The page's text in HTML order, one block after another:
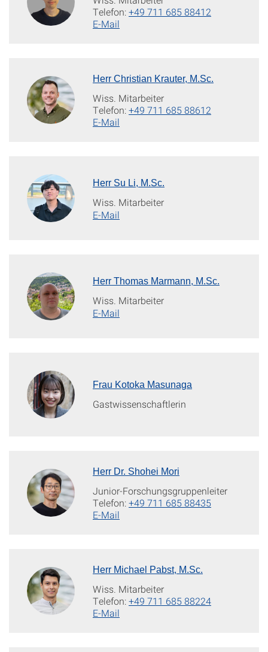
Telefon:+49 711 685 88412
E-Mail
Herr Christian Krauter, M.Sc.
Wiss. Mitarbeiter
Telefon:+49 711 685 88612
E-Mail
Herr Su Li, M.Sc.
Wiss. Mitarbeiter
E-Mail
Herr Thomas Marmann, M.Sc.
Wiss. Mitarbeiter
E-Mail
Frau Kotoka Masunaga
Gastwissenschaftlerin
Herr Dr. Shohei Mori
Junior-Forschungsgruppenleiter
Telefon:+49 711 685 88435
E-Mail
Herr Michael Pabst, M.Sc.
Wiss. Mitarbeiter
Telefon:+49 711 685 88224
E-Mail